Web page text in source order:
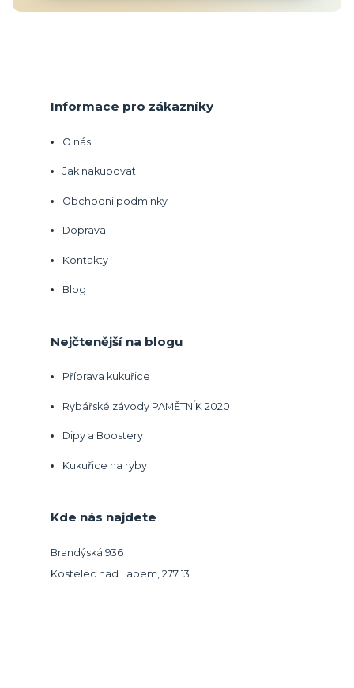
Informace pro zákazníky
O nás
Jak nakupovat
Obchodní podmínky
Doprava
Kontakty
Blog
Nejčtenější na blogu
Příprava kukuřice
Rybářské závody PAMĚTNÍK 2020
Dipy a Boostery
Kukuřice na ryby
Kde nás najdete
Brandýská 936
Kostelec nad Labem, 277 13